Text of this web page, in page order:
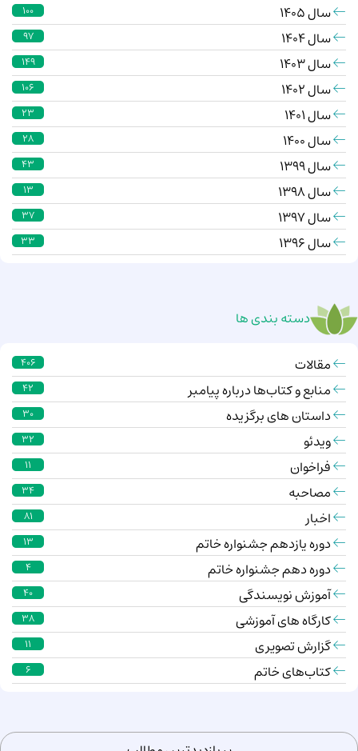
سال 1405 100
سال 1404 97
سال 1403 149
سال 1402 106
سال 1401 23
سال 1400 28
سال 1399 43
سال 1398 13
سال 1397 37
سال 1396 33
دسته بندی ها
مقالات 406
منابع و کتاب‌ها درباره پیامبر 42
داستان های برگزیده 30
ویدئو 32
فراخوان 11
مصاحبه 34
اخبار 81
دوره یازدهم جشنواره خاتم 13
دوره دهم جشنواره خاتم 4
آموزش نویسندگی 40
کارگاه های آموزشی 38
گزارش تصویری 11
کتاب‌های خاتم 6